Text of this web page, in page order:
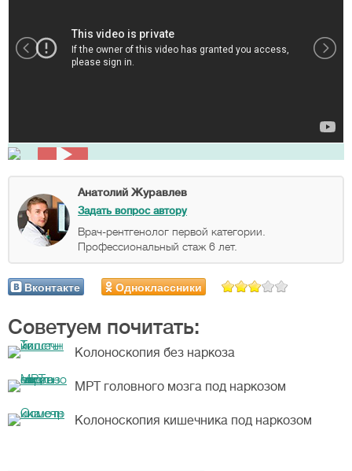
Анатолий Журавлев
Задать вопрос автору
Врач-рентгенолог первой категории.
Профессиональный стаж 6 лет.
Вконтакте Одноклассники
Советуем почитать:
Колоноскопия без наркоза
МРТ головного мозга под наркозом
Колоноскопия кишечника под наркозом